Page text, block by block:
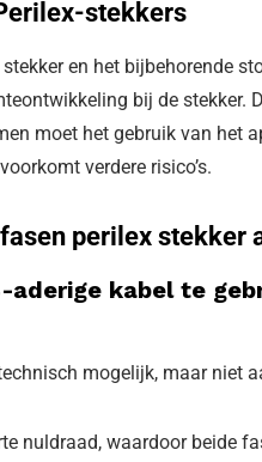
stekkers
en het bijbehorende
bij de stekker.
moet het gebruik van het
verdere risico’s.
perilex stekker
kabel te
mogelijk, maar niet
nuldraad, waardoor beide